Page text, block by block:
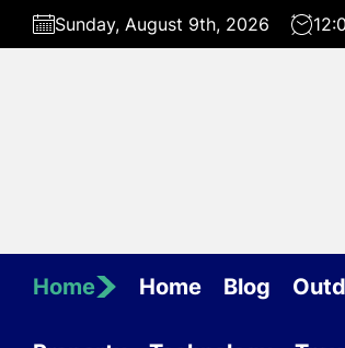
Skip
Sunday, August 9th, 2026
Home Home Blog